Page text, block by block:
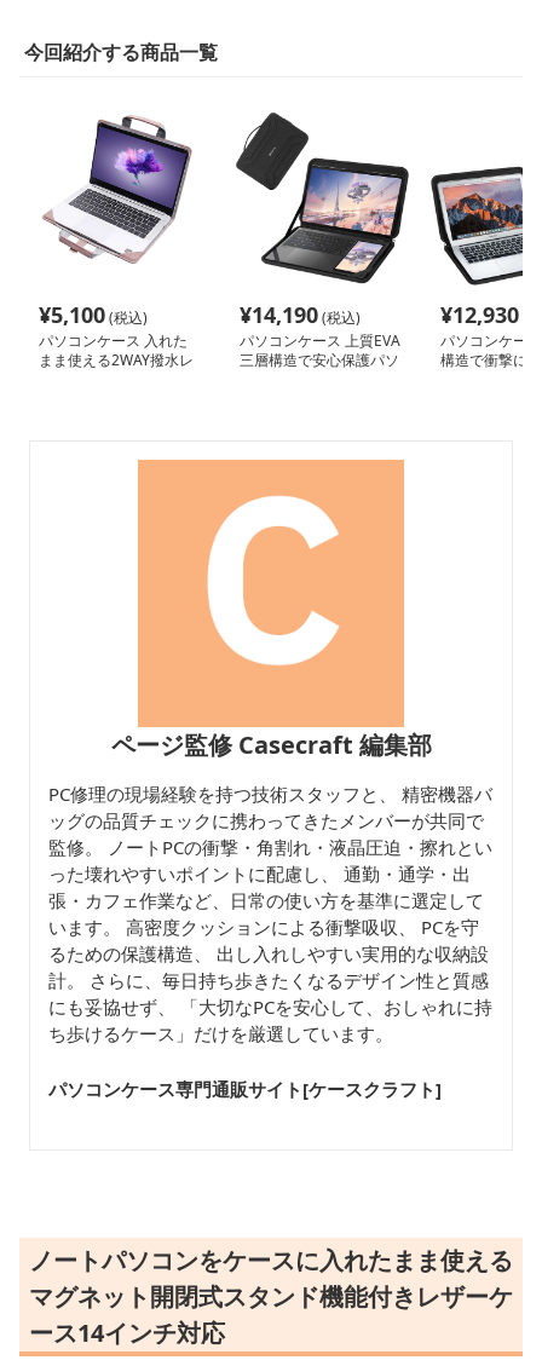
今回紹介する商品一覧
¥5,100(税込)
パソコンケース 入れた
まま使える2WAY撥水レ
¥14,190(税込)
パソコンケース 上質EVA
三層構造で安心保護パソ
¥12,930
パソコンケー
構造で衝撃に
ページ監修 Casecraft 編集部
PC修理の現場経験を持つ技術スタッフと、 精密機器バ
ッグの品質チェックに携わってきたメンバーが共同で
監修。 ノートPCの衝撃・角割れ・液晶圧迫・擦れとい
った壊れやすいポイントに配慮し、 通勤・通学・出
張・カフェ作業など、日常の使い方を基準に選定して
います。 高密度クッションによる衝撃吸収、 PCを守
るための保護構造、 出し入れしやすい実用的な収納設
計。 さらに、毎日持ち歩きたくなるデザイン性と質感
にも妥協せず、 「大切なPCを安心して、おしゃれに持
ち歩けるケース」だけを厳選しています。
パソコンケース専門通販サイト[ケースクラフト]
ノートパソコンをケースに入れたまま使える
マグネット開閉式スタンド機能付きレザーケ
ース14インチ対応